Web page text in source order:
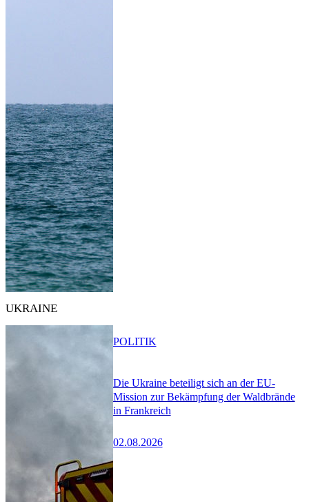
UKRAINE
Die Ukraine beteiligt sich an der EU-
Mission zur Bekämpfung der Waldbrände
in Frankreich
02.08.2026
POLITIK